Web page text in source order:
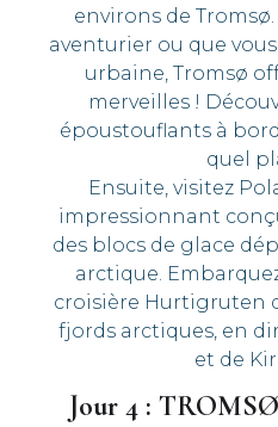
environs de
aventurier ou que
urbaine, Tromsø
merveilles !
époustouflants à
quel
Ensuite, visitez
impressionnant
des blocs de glace
arctique.
croisière Hurtigruten
fjords arctiques, en
et de
Jour 4 :